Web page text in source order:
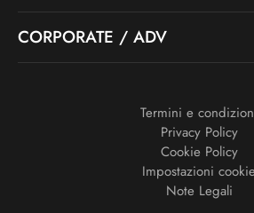
CORPORATE / ADV
Termini e
Privacy Policy
Cookie Policy
Impostazioni cookie
Note Legali